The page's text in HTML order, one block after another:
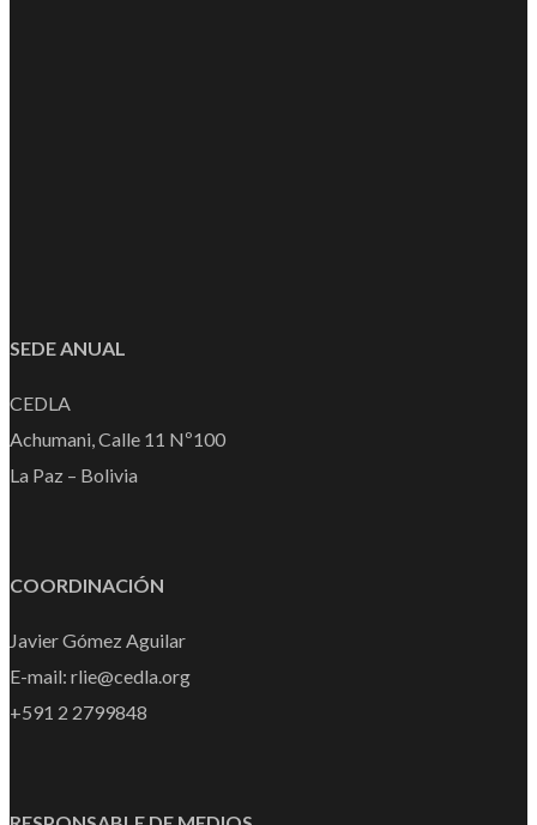
SEDE ANUAL
CEDLA
Achumani, Calle 11 Nº100
La Paz – Bolivia
COORDINACIÓN
Javier Gómez Aguilar
E-mail: rlie@cedla.org
+591 2 2799848